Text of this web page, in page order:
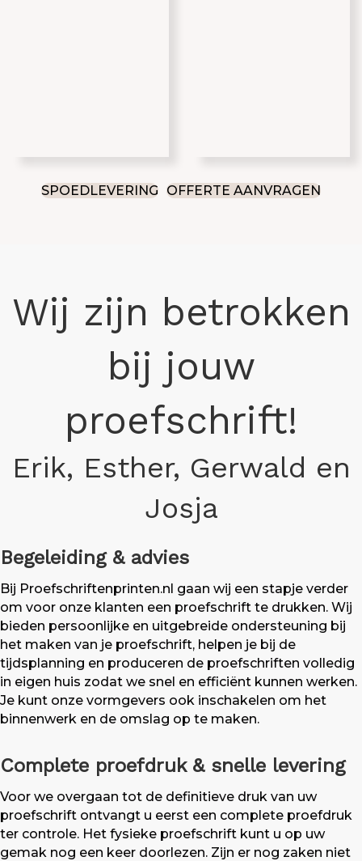
SPOEDLEVERING OFFERTE AANVRAGEN
Wij zijn betrokken
bij jouw
proefschrift!
Erik, Esther, Gerwald en
Josja
Begeleiding & advies
Bij Proefschriftenprinten.nl gaan wij een stapje verder
om voor onze klanten een proefschrift te drukken. Wij
bieden persoonlijke en uitgebreide ondersteuning bij
het maken van je proefschrift, helpen je bij de
tijdsplanning en produceren de proefschriften volledig
in eigen huis zodat we snel en efficiënt kunnen werken.
Je kunt onze vormgevers ook inschakelen om het
binnenwerk en de omslag op te maken.
Complete proefdruk & snelle levering
Voor we overgaan tot de definitieve druk van uw
proefschrift ontvangt u eerst een complete proefdruk
ter controle. Het fysieke proefschrift kunt u op uw
gemak nog een keer doorlezen. Zijn er nog zaken niet